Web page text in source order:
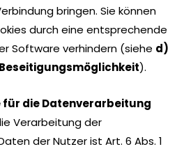
bringen. Sie können
durch eine entsprechende
Software verhindern (siehe d)
).
die Datenverarbeitung
Verarbeitung der
der Nutzer ist Art. 6 Abs. 1